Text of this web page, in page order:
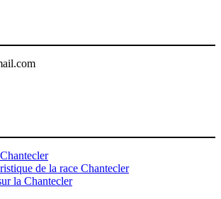
de la race Chantecler
la Chantecler